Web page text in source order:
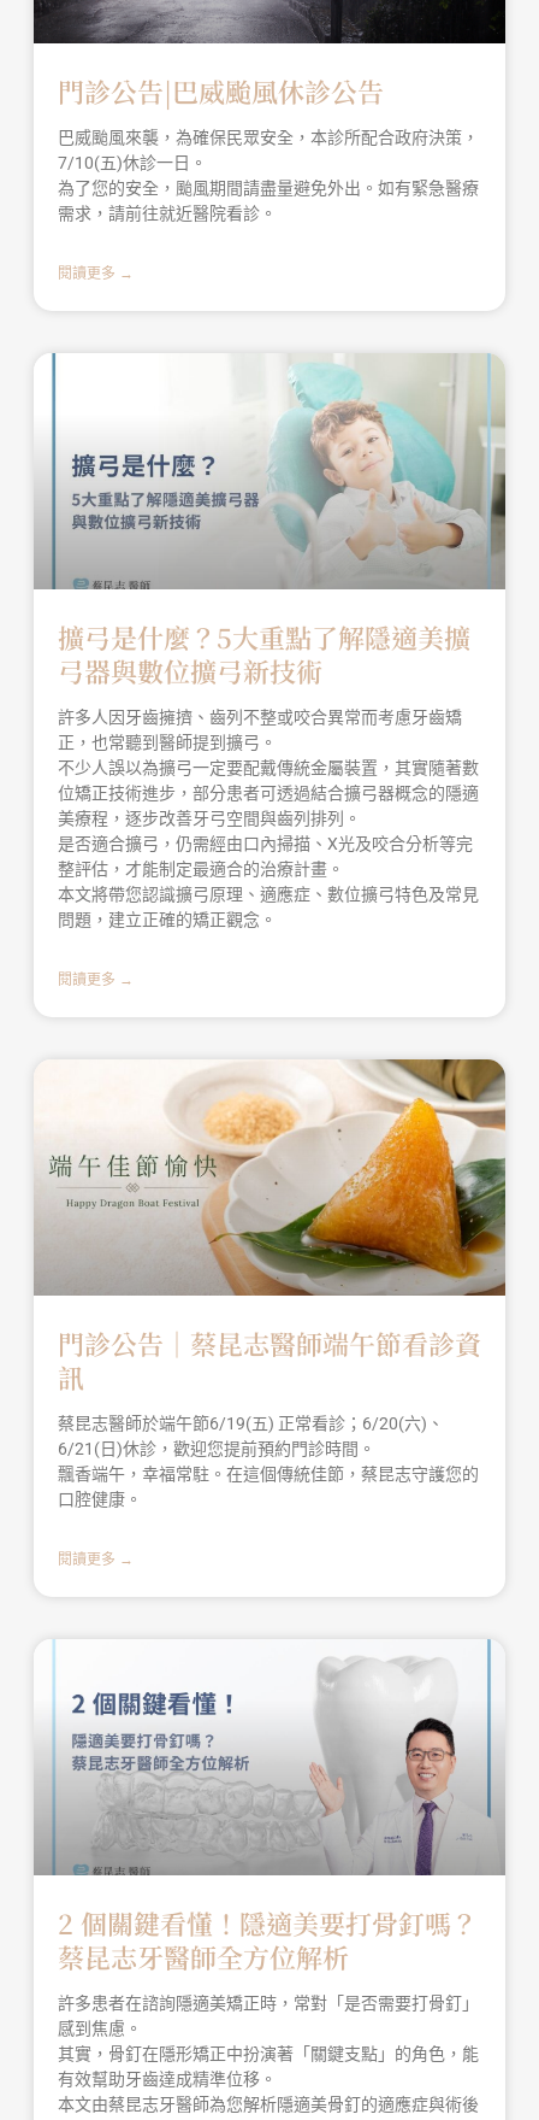
門診公告|巴威颱風休診公告
巴威颱風來襲，為確保民眾安全，本診所配合政府決策，
7/10(五)休診一日。
為了您的安全，颱風期間請盡量避免外出。如有緊急醫療
需求，請前往就近醫院看診。
閱讀更多 →
擴弓是什麼？5大重點了解隱適美擴
弓器與數位擴弓新技術
許多人因牙齒擁擠、齒列不整或咬合異常而考慮牙齒矯
正，也常聽到醫師提到擴弓。
不少人誤以為擴弓一定要配戴傳統金屬裝置，其實隨著數
位矯正技術進步，部分患者可透過結合擴弓器概念的隱適
美療程，逐步改善牙弓空間與齒列排列。
是否適合擴弓，仍需經由口內掃描、X光及咬合分析等完
整評估，才能制定最適合的治療計畫。
本文將帶您認識擴弓原理、適應症、數位擴弓特色及常見
問題，建立正確的矯正觀念。
閱讀更多 →
門診公告｜蔡昆志醫師端午節看診資
訊
蔡昆志醫師於端午節6/19(五) 正常看診；6/20(六)、
6/21(日)休診，歡迎您提前預約門診時間。
飄香端午，幸福常駐。在這個傳統佳節，蔡昆志守護您的
口腔健康。
閱讀更多 →
2 個關鍵看懂！隱適美要打骨釘嗎？
蔡昆志牙醫師全方位解析
許多患者在諮詢隱適美矯正時，常對「是否需要打骨釘」
感到焦慮。
其實，骨釘在隱形矯正中扮演著「關鍵支點」的角色，能
有效幫助牙齒達成精準位移。
本文由蔡昆志牙醫師為您解析隱適美骨釘的適應症與術後